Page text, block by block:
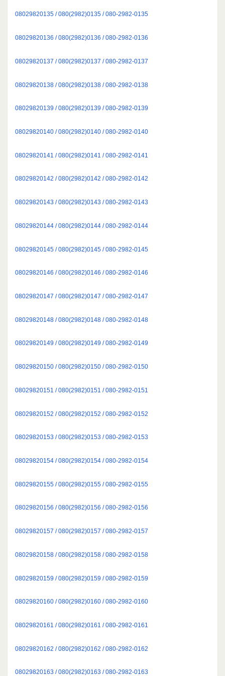
08029820135 / 080(2982)0135 / 080-2982-0135
08029820136 / 080(2982)0136 / 080-2982-0136
08029820137 / 080(2982)0137 / 080-2982-0137
08029820138 / 080(2982)0138 / 080-2982-0138
08029820139 / 080(2982)0139 / 080-2982-0139
08029820140 / 080(2982)0140 / 080-2982-0140
08029820141 / 080(2982)0141 / 080-2982-0141
08029820142 / 080(2982)0142 / 080-2982-0142
08029820143 / 080(2982)0143 / 080-2982-0143
08029820144 / 080(2982)0144 / 080-2982-0144
08029820145 / 080(2982)0145 / 080-2982-0145
08029820146 / 080(2982)0146 / 080-2982-0146
08029820147 / 080(2982)0147 / 080-2982-0147
08029820148 / 080(2982)0148 / 080-2982-0148
08029820149 / 080(2982)0149 / 080-2982-0149
08029820150 / 080(2982)0150 / 080-2982-0150
08029820151 / 080(2982)0151 / 080-2982-0151
08029820152 / 080(2982)0152 / 080-2982-0152
08029820153 / 080(2982)0153 / 080-2982-0153
08029820154 / 080(2982)0154 / 080-2982-0154
08029820155 / 080(2982)0155 / 080-2982-0155
08029820156 / 080(2982)0156 / 080-2982-0156
08029820157 / 080(2982)0157 / 080-2982-0157
08029820158 / 080(2982)0158 / 080-2982-0158
08029820159 / 080(2982)0159 / 080-2982-0159
08029820160 / 080(2982)0160 / 080-2982-0160
08029820161 / 080(2982)0161 / 080-2982-0161
08029820162 / 080(2982)0162 / 080-2982-0162
08029820163 / 080(2982)0163 / 080-2982-0163